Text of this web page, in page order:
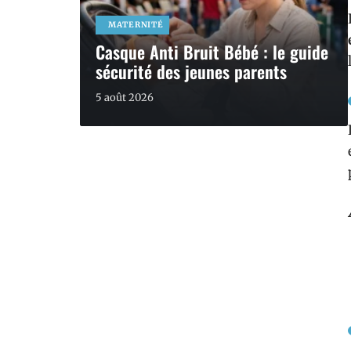
MATERNITÉ
Casque Anti Bruit Bébé : le guide
sécurité des jeunes parents
5 août 2026